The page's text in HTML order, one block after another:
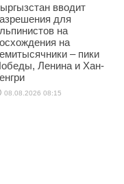
вводит
для
на
на
– пики
Ленина и Хан-
08.08.2026 08:15